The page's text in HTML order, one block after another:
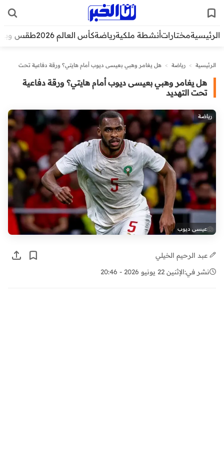
الرئيسيةمختاراتأنشطة ملكيةرياضةكأس العالم 2026 طقس
الرئيسية > رياضة > هل يغامر وهبي بعيسى ديوب أمام هايتي؟ ورقة دفاعية تحت
هل يغامر وهبي بعيسى ديوب أمام هايتي؟ ورقة دفاعية
تحت التهديد
رياضة
عيسى ديوب
عبد الرحيم الخيلي
نشر في:الإثنين 22 يونيو 2026 - 20:46